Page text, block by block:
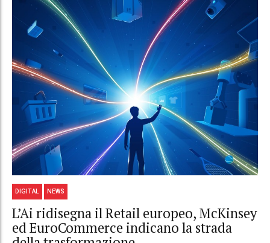
DIGITAL NEWS
L’Ai ridisegna il Retail europeo, McKinsey
ed EuroCommerce indicano la strada